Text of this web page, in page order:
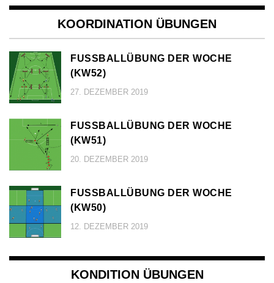
KOORDINATION ÜBUNGEN
FUSSBALLÜBUNG DER WOCHE (
KW52)
27. DEZEMBER 2019
FUSSBALLÜBUNG DER WOCHE (
KW51)
20. DEZEMBER 2019
FUSSBALLÜBUNG DER WOCHE (
KW50)
12. DEZEMBER 2019
KONDITION ÜBUNGEN